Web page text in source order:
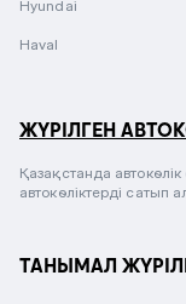
Hyundai
Haval
ЖҮРІЛГЕН
Қазақстанда
автокөліктерді сатып
ТАНЫМАЛ